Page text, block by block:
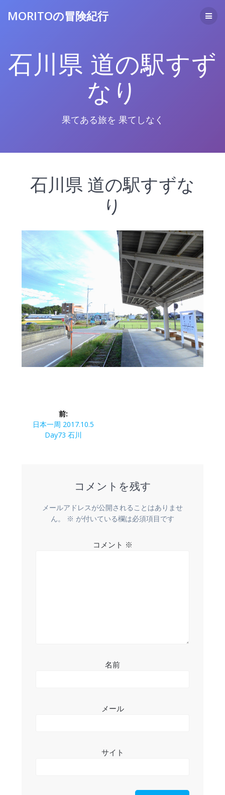
へ
ス
キ
ッ
プ
MORITOの冒険紀行
石川県 道の駅すず
なり
果てある旅を 果てしなく
石川県 道の駅すずな
り
前:
前
日本一周 2017.10.5
Day73 石川
コメントを残す
メールアドレスが公開されることはありませ
ん。
※ が付いている欄は必須項目です
コメント ※
名前
メール
サイト